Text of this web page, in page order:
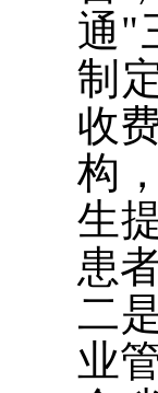
通"
制
收
构
生
患
二
业